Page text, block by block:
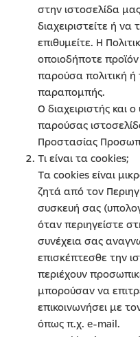
στην ιστοσελίδα
διαχειριστείτε ή
επιθυμείτε. Η
οποιοδήποτε
παρούσα πολιτική
παραπομπής.
Ο διαχειριστής και
παρούσας
Προστασίας
Τι είναι τα cookies;
Τα cookies είναι
ζητά από τον
συσκευή σας
όταν περιηγείστε
συνέχεια σας
επισκέπτεσθε την
περιέχουν
μπορούσαν να
επικοινωνήσει με
όπως π.χ. e-mail.